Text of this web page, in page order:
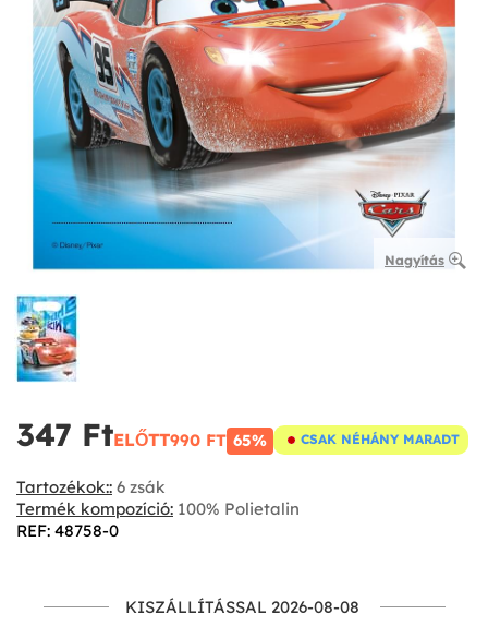
Nagyítás
347 Ft‎ELŐTT990 FT‎ 65% CSAK NÉHÁNY MARADT
Tartozékok:: 6 zsák
Termék kompozíció: 100% Polietalin
REF: 48758-0
KISZÁLLÍTÁSSAL 2026-08-08